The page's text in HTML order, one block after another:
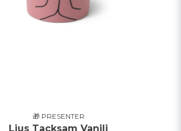
🎁 PRESENTER
Ljus Tacksam Vanilj